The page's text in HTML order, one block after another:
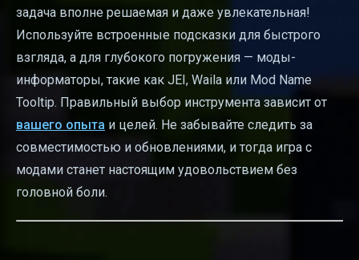
задача вполне решаемая и даже увлекательная!
Используйте встроенные подсказки для быстрого
взгляда, а для глубокого погружения — моды-
информаторы, такие как JEI, Waila или Mod Name
Tooltip. Правильный выбор инструмента зависит от
вашего опыта и целей. Не забывайте следить за
совместимостью и обновлениями, и тогда игра с
модами станет настоящим удовольствием без
головной боли.